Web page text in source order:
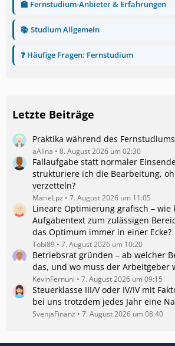
🏫 Fernstudium-Anbieter & Erfahrungen
📚 Studium Allgemein
❓ Häufige Fragen: Fernstudium
Letzte Beiträge
Praktika während des
aAlina 8. August 2026 um 02:30
Fallaufgabe statt normaler
strukturiere ich die Bearbeitung,
verzetteln?
MarieLpz 7. August 2026 um 11:05
Lineare Optimierung grafisch – wie
Aufgabentext zum zulässigen
das Optimum immer in einer Ecke?
Tobi89 7. August 2026 um 10:20
Betriebsrat gründen – ab welcher
das, und wo muss der Arbeitgeber
KevinFernuni 7. August 2026 um 09:15
Steuerklasse III/V oder IV/IV mit
bei uns trotzdem jedes Jahr eine
SvenjaFinanz 7. August 2026 um 08:40